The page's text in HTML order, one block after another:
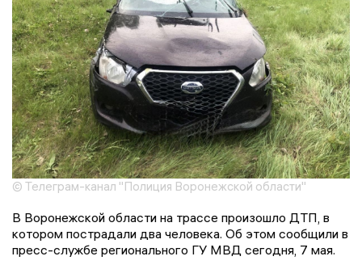
© Телеграм-канал "Полиция Воронежской области"
В Воронежской области на трассе произошло ДТП, в
котором пострадали два человека. Об этом сообщили в
пресс-службе регионального ГУ МВД сегодня, 7 мая.